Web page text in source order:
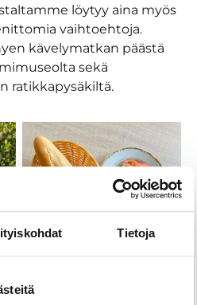
Tietoja
löytyy aina myös
vaihtoehtoja.
kävelymatkan päästä
sekä
ratikkapysäkiltä.